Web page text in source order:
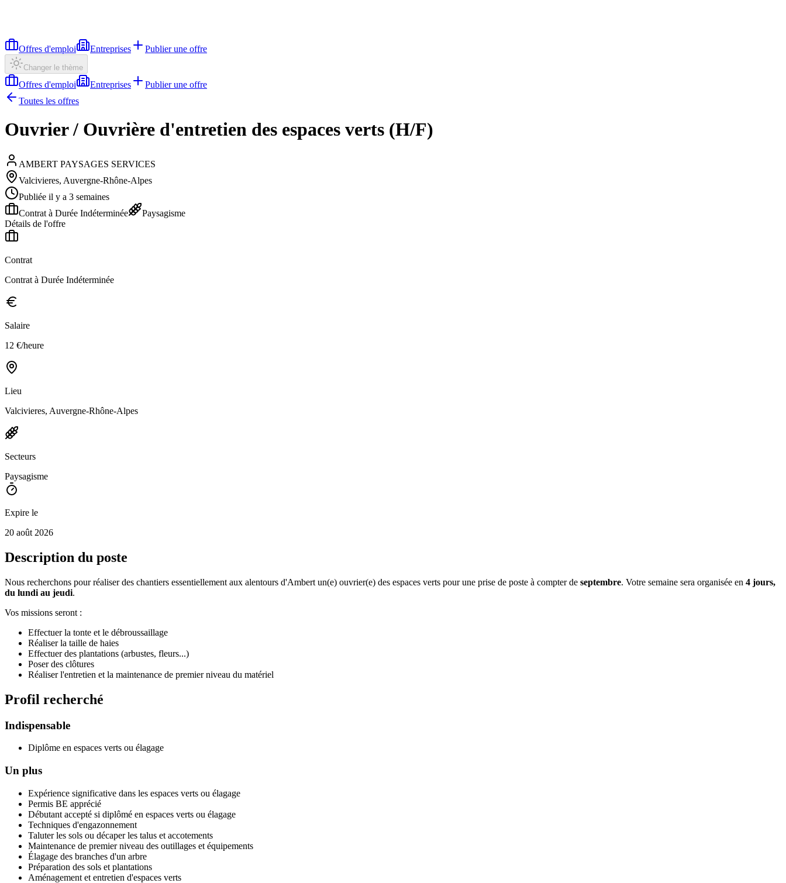
Offres d'emploi Entreprises Publier une offre
Changer le thème
Offres d'emploi Entreprises
Publier une offre
Toutes les offres
Ouvrier / Ouvrière d'entretien des espaces verts (H/F)
AMBERT PAYSAGES SERVICES
Valcivieres, Auvergne-Rhône-Alpes
Publiée il y a 3 semaines
Contrat à Durée Indéterminée
Paysagisme
Détails de l'offre
Contrat
Contrat à Durée Indéterminée
Salaire
12 €/heure
Lieu
Valcivieres, Auvergne-Rhône-Alpes
Secteurs
Paysagisme
Expire le
20 août 2026
Description du poste
Nous recherchons pour réaliser des chantiers essentiellement aux alentours d'Ambert un(e) ouvrier(e) des espaces verts pour une prise de poste à compter de septembre. Votre semaine sera organisée en 4 jours,
du lundi au jeudi.
Vos missions seront :
Effectuer la tonte et le débroussaillage
Réaliser la taille de haies
Effectuer des plantations (arbustes, fleurs...)
Poser des clôtures
Réaliser l'entretien et la maintenance de premier niveau du matériel
Profil recherché
Indispensable
Diplôme en espaces verts ou élagage
Un plus
Expérience significative dans les espaces verts ou élagage
Permis BE apprécié
Débutant accepté si diplômé en espaces verts ou élagage
Techniques d'engazonnement
Taluter les sols ou décaper les talus et accotements
Maintenance de premier niveau des outillages et équipements
Élagage des branches d'un arbre
Préparation des sols et plantations
Aménagement et entretien d'espaces verts